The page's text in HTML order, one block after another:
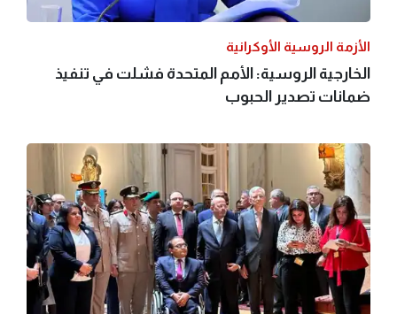
الأزمة الروسية الأوكرانية
الخارجية الروسية: الأمم المتحدة فشلت في تنفيذ
ضمانات تصدير الحبوب